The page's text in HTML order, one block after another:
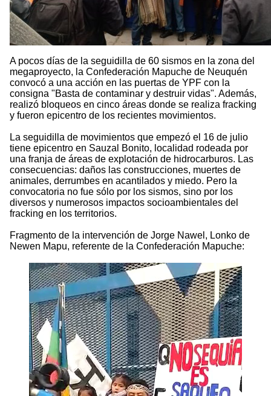
A pocos días de la seguidilla de 60 sismos en la zona del
megaproyecto, la Confederación Mapuche de Neuquén
convocó a una acción en las puertas de YPF con la
consigna "Basta de contaminar y destruir vidas". Además,
realizó bloqueos en cinco áreas donde se realiza fracking
y fueron epicentro de los recientes movimientos.
La seguidilla de movimientos que empezó el 16 de julio
tiene epicentro en Sauzal Bonito, localidad rodeada por
una franja de áreas de explotación de hidrocarburos. Las
consecuencias: daños las construcciones, muertes de
animales, derrumbes en acantilados y miedo. Pero la
convocatoria no fue sólo por los sismos, sino por los
diversos y numerosos impactos socioambientales del
fracking en los territorios.
Fragmento de la intervención de Jorge Nawel, Lonko de
Newen Mapu, referente de la Confederación Mapuche: